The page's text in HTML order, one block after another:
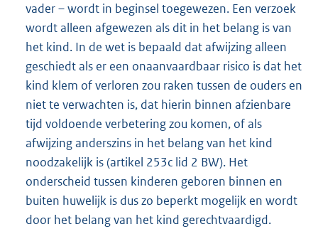
vader – wordt in beginsel toegewezen. Een verzoek
wordt alleen afgewezen als dit in het belang is van
het kind. In de wet is bepaald dat afwijzing alleen
geschiedt als er een onaanvaardbaar risico is dat het
kind klem of verloren zou raken tussen de ouders en
niet te verwachten is, dat hierin binnen afzienbare
tijd voldoende verbetering zou komen, of als
afwijzing anderszins in het belang van het kind
noodzakelijk is (artikel 253c lid 2 BW). Het
onderscheid tussen kinderen geboren binnen en
buiten huwelijk is dus zo beperkt mogelijk en wordt
door het belang van het kind gerechtvaardigd.